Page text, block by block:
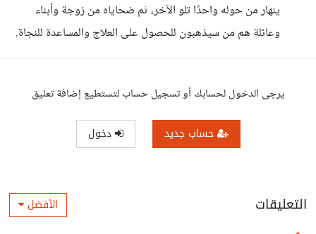
ينهار من حوله واحدًا تلو الآخر، ثم ضحاياه من زوجة وأبناء
وعائلة هم من سيذهبون للحصول على العلاج والمساعدة للنجاة.
يرجى الدخول لحسابك أو تسجيل حساب لتستطيع إضافة تعليق
حساب جديد دخول
التعليقات الأفضل